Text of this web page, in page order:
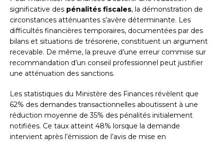
significative des pénalités fiscales, la démonstration de
circonstances atténuantes s’avère déterminante. Les
difficultés financières temporaires, documentées par des
bilans et situations de trésorerie, constituent un argument
recevable. De même, la preuve d’une erreur commise sur
recommandation d’un conseil professionnel peut justifier
une atténuation des sanctions.
Les statistiques du Ministère des Finances révèlent que
62% des demandes transactionnelles aboutissent à une
réduction moyenne de 35% des pénalités initialement
notifiées. Ce taux atteint 48% lorsque la demande
intervient après l’émission de l’avis de mise en